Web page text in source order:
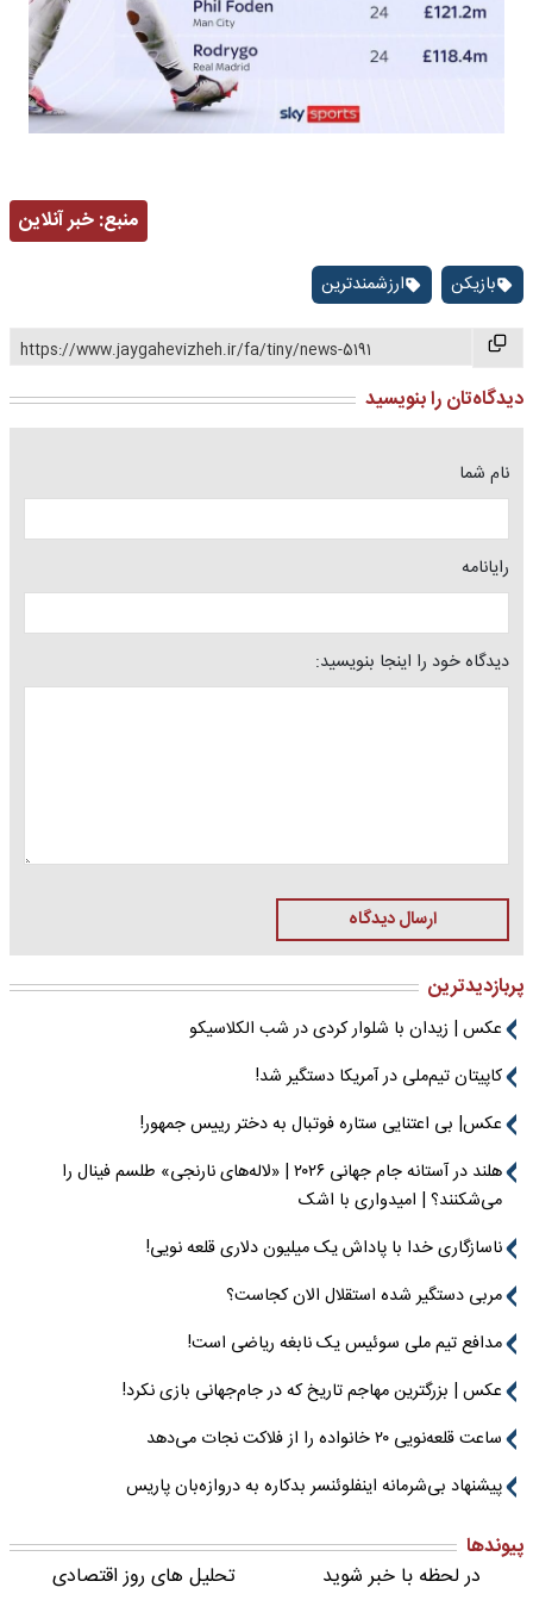
منبع:خبر آنلاین
بازیکن ارزشمندترین
https://www.jaygahevizheh.ir/fa/tiny/news-5191
دیدگاه‌تان را بنویسید
نام شما
رایانامه
دیدگاه خود را اینجا بنویسید:
ارسال دیدگاه
پربازدیدترین
عکس | زیدان با شلوار کردی در شب الکلاسیکو
کاپیتان تیم‌ملی در آمریکا دستگیر شد!
عکس| بی اعتنایی ستاره فوتبال به دختر رییس جمهور!
هلند در آستانه جام جهانی ۲۰۲۶ | «لاله‌های نارنجی» طلسم فینال را
می‌شکنند؟ | امیدواری با اشک
ناسازگاری خدا با پاداش یک میلیون دلاری قلعه نویی!
مربی دستگیر شده استقلال الان کجاست؟
مدافع تیم ملی سوئیس یک نابغه ریاضی است!
عکس | بزرگترین مهاجم تاریخ که در جام‌جهانی بازی نکرد!
ساعت قلعه‌نویی ۲۰ خانواده را از فلاکت نجات می‌دهد
پیشنهاد بی‌شرمانه اینفلوئنسر بدکاره به دروازه‌بان پاریس
پیوندها
در لحظه با خبر شوید
تحلیل های روز اقتصادی